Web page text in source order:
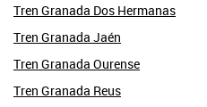
Tren Granada Dos Hermanas
Tren Granada Jaén
Tren Granada Ourense
Tren Granada Reus